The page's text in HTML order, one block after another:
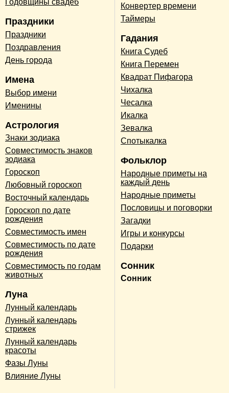
Годовщины свадеб
Праздники
Праздники
Поздравления
День города
Имена
Выбор имени
Именины
Астрология
Знаки зодиака
Совместимость знаков
зодиака
Гороскоп
Любовный гороскоп
Восточный календарь
Гороскоп по дате
рождения
Совместимость имен
Совместимость по дате
рождения
Совместимость по годам
животных
Луна
Лунный календарь
Лунный календарь
стрижек
Лунный календарь
красоты
Фазы Луны
Влияние Луны
Конвертер времени
Таймеры
Гадания
Книга Судеб
Книга Перемен
Квадрат Пифагора
Чихалка
Чесалка
Икалка
Зевалка
Спотыкалка
Фольклор
Народные приметы на
каждый день
Народные приметы
Пословицы и поговорки
Загадки
Игры и конкурсы
Подарки
Сонник
Сонник